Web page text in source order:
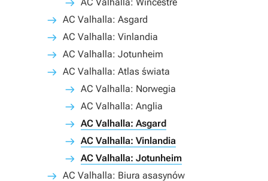
AC Valhalla: Asgard
AC Valhalla: Vinlandia
AC Valhalla: Jotunheim
AC Valhalla: Atlas świata
AC Valhalla: Norwegia
AC Valhalla: Anglia
AC Valhalla: Asgard
AC Valhalla: Vinlandia
AC Valhalla: Jotunheim
AC Valhalla: Biura asasynów